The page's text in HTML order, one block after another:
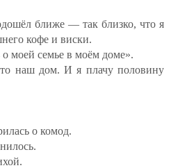
ближе — так близко, что я
кофе и виски.
моей семье в моём доме».
наш дом. И я плачу половину
о комод.